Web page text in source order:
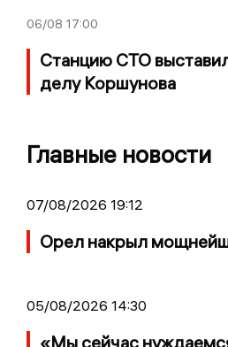
06/08 17:00
Станцию СТО
делу Коршунова
Главные новости
07/08/2026 19:12
Орел накрыл
05/08/2026 14:30
«Мы сейчас